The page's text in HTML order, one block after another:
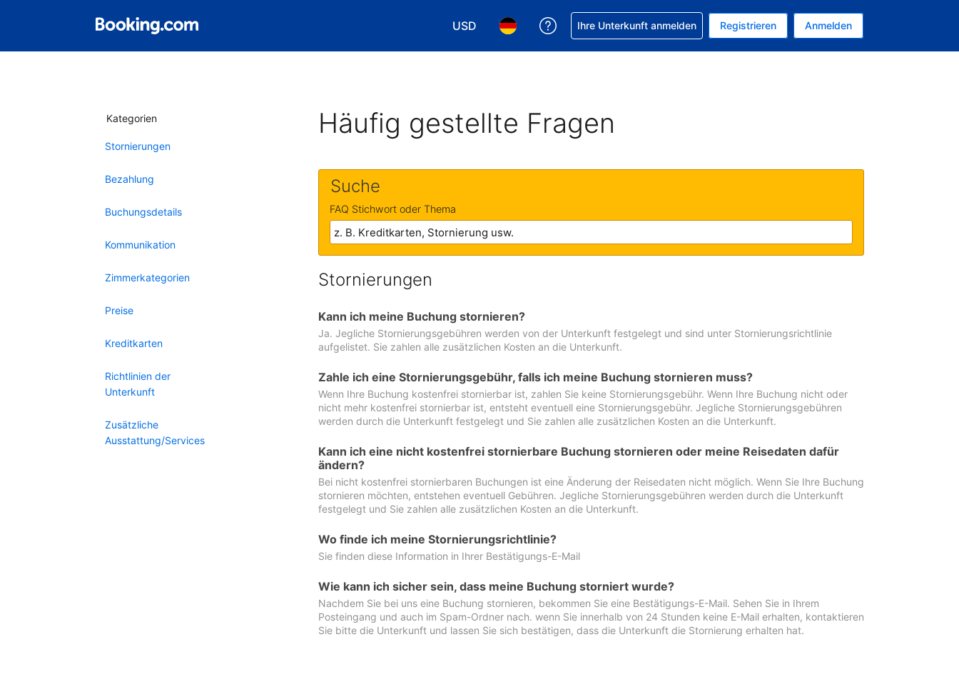
USD
Wählen Sie Ihre Währung. Ihre aktuelle Währung ist US-Dollar
Wählen Sie Ihre Sprache. Ihre aktuelle Sprache ist Deutsch
Hilfe bei Ihrer Buchung erhalten
Ihre Unterkunft anmelden Registrieren Anmelden
Kategorien
Stornierungen
Bezahlung
Buchungsdetails
Kommunikation
Zimmerkategorien
Preise
Kreditkarten
Richtlinien der
Unterkunft
Zusätzliche
Ausstattung/Services
Häufig gestellte Fragen
Suche
FAQ Stichwort oder Thema
Stornierungen
Kann ich meine Buchung stornieren?
Ja. Jegliche Stornierungsgebühren werden von der Unterkunft festgelegt und sind unter Stornierungsrichtlinie
aufgelistet. Sie zahlen alle zusätzlichen Kosten an die Unterkunft.
Zahle ich eine Stornierungsgebühr, falls ich meine Buchung stornieren muss?
Wenn Ihre Buchung kostenfrei stornierbar ist, zahlen Sie keine Stornierungsgebühr. Wenn Ihre Buchung nicht oder
nicht mehr kostenfrei stornierbar ist, entsteht eventuell eine Stornierungsgebühr. Jegliche Stornierungsgebühren
werden durch die Unterkunft festgelegt und Sie zahlen alle zusätzlichen Kosten an die Unterkunft.
Kann ich eine nicht kostenfrei stornierbare Buchung stornieren oder meine Reisedaten dafür
ändern?
Bei nicht kostenfrei stornierbaren Buchungen ist eine Änderung der Reisedaten nicht möglich. Wenn Sie Ihre Buchung
stornieren möchten, entstehen eventuell Gebühren. Jegliche Stornierungsgebühren werden durch die Unterkunft
festgelegt und Sie zahlen alle zusätzlichen Kosten an die Unterkunft.
Wo finde ich meine Stornierungsrichtlinie?
Sie finden diese Information in Ihrer Bestätigungs-E-Mail
Wie kann ich sicher sein, dass meine Buchung storniert wurde?
Nachdem Sie bei uns eine Buchung stornieren, bekommen Sie eine Bestätigungs-E-Mail. Sehen Sie in Ihrem
Posteingang und auch im Spam-Ordner nach. wenn Sie innerhalb von 24 Stunden keine E-Mail erhalten, kontaktieren
Sie bitte die Unterkunft und lassen Sie sich bestätigen, dass die Unterkunft die Stornierung erhalten hat.